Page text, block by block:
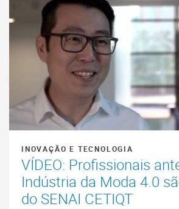
INOVAÇÃO E TECNOLOGIA
VÍDEO: Profissionais
Indústria da Moda 4.0
do SENAI CETIQT